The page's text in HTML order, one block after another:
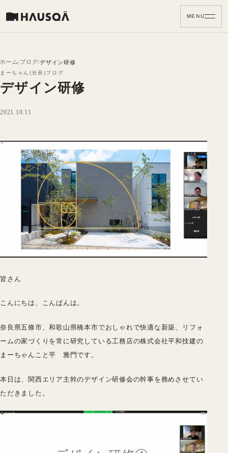
MENU
ホーム ブログ デザイン研修
まーちゃん(社長)ブログ
デザイン研修
2021.10.11
皆さん
こんにちは、こんばんは。
奈良県五條市、和歌山県橋本市でおしゃれで快適な新築、リフォ
ームの家づくりを常に研究している工務店の株式会社平和技建の
まーちゃんこと平 雅門です。
本日は、関西エリア主幹のデザイン研修会の幹事を務めさせてい
ただきました。